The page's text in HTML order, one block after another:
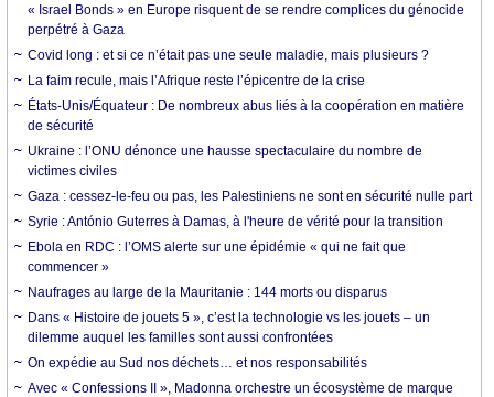
« Israel Bonds » en Europe risquent de se rendre complices du génocide
perpétré à Gaza
Covid long : et si ce n’était pas une seule maladie, mais plusieurs ?
La faim recule, mais l’Afrique reste l’épicentre de la crise
États-Unis/Équateur : De nombreux abus liés à la coopération en matière
de sécurité
Ukraine : l’ONU dénonce une hausse spectaculaire du nombre de
victimes civiles
Gaza : cessez-le-feu ou pas, les Palestiniens ne sont en sécurité nulle part
Syrie : António Guterres à Damas, à l'heure de vérité pour la transition
Ebola en RDC : l’OMS alerte sur une épidémie « qui ne fait que
commencer »
Naufrages au large de la Mauritanie : 144 morts ou disparus
Dans « Histoire de jouets 5 », c’est la technologie vs les jouets – un
dilemme auquel les familles sont aussi confrontées
On expédie au Sud nos déchets… et nos responsabilités
Avec « Confessions II », Madonna orchestre un écosystème de marque